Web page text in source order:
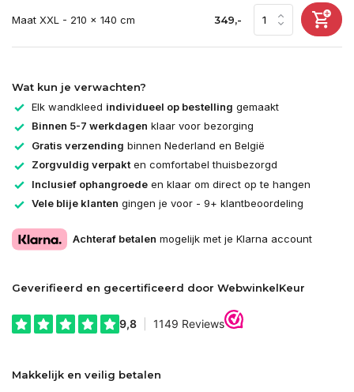
Maat XXL - 210 x 140 cm 349,-
Wat kun je verwachten?
Elk wandkleed individueel op bestelling gemaakt
Binnen 5-7 werkdagen klaar voor bezorging
Gratis verzending binnen Nederland en België
Zorgvuldig verpakten comfortabel thuisbezorgd
Inclusief ophangroede en klaar om direct op te hangen
Vele blije klanten gingen je voor - 9+ klantbeoordeling
Achteraf betalen mogelijk met je Klarna account
Geverifieerd en gecertificeerd door WebwinkelKeur
Makkelijk en veilig betalen